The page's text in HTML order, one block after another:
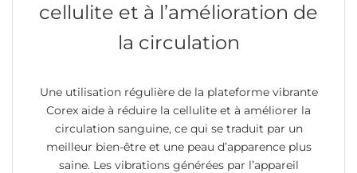
cellulite et à l’amélioration de
la circulation
Une utilisation régulière de la plateforme vibrante
Corex aide à réduire la cellulite et à améliorer la
circulation sanguine, ce qui se traduit par un
meilleur bien-être et une peau d’apparence plus
saine. Les vibrations générées par l’appareil